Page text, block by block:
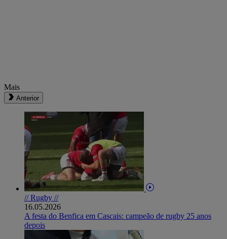
Mais
Anterior
// Rugby //
16.05.2026
A festa do Benfica em Cascais: campeão de rugby 25 anos
depois